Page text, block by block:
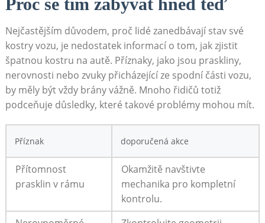
Nejčastějším důvodem, proč lidé zanedbávají stav ⁢své
kostry⁣ vozu,​ je nedostatek informací o tom, jak zjistit
špatnou kostru na autě. Příznaky, jako jsou praskliny,
nerovnosti nebo zvuky přicházející ze spodní části ‌vozu,
by měly být vždy brány vážně. Mnoho řidičů totiž
podceňuje důsledky, které takové problémy mohou mít.
Příznak doporučená akce
Přítomnost
prasklin v rámu
Okamžitě navštivte
mechanika pro kompletní
⁣kontrolu.